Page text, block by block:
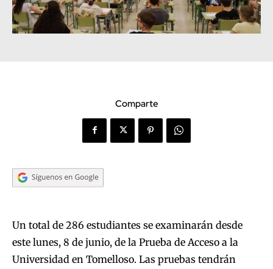
Comparte
Un total de 286 estudiantes se examinarán desde
este lunes, 8 de junio, de la Prueba de Acceso a la
Universidad en Tomelloso. Las pruebas tendrán